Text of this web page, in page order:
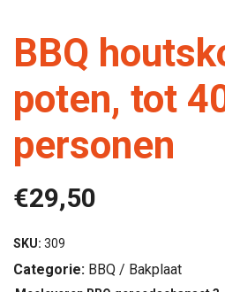
BBQ
poten, tot
personen
€29,50
SKU: 309
Categorie: BBQ / Bakplaat